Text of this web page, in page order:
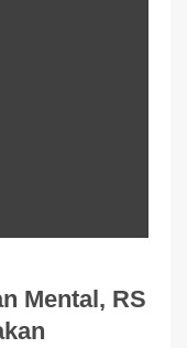
Mental, RS